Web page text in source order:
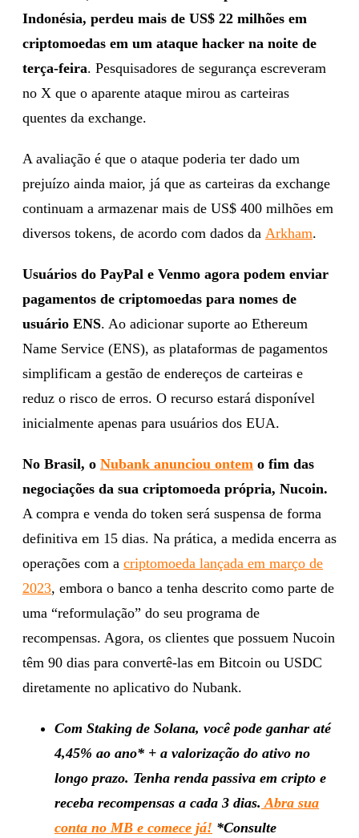
Indonésia, perdeu mais de US$ 22 milhões em
criptomoedas em um ataque hacker na noite de
terça-feira. Pesquisadores de segurança escreveram
no X que o aparente ataque mirou as carteiras
quentes da exchange.
A avaliação é que o ataque poderia ter dado um
prejuízo ainda maior, já que as carteiras da exchange
continuam a armazenar mais de US$ 400 milhões em
diversos tokens, de acordo com dados da Arkham.
Usuários do PayPal e Venmo agora podem enviar
pagamentos de criptomoedas para nomes de
usuário ENS. Ao adicionar suporte ao Ethereum
Name Service (ENS), as plataformas de pagamentos
simplificam a gestão de endereços de carteiras e
reduz o risco de erros. O recurso estará disponível
inicialmente apenas para usuários dos EUA.
No Brasil, o Nubank anunciou ontem o fim das
negociações da sua criptomoeda própria, Nucoin.
A compra e venda do token será suspensa de forma
definitiva em 15 dias. Na prática, a medida encerra as
operações com a criptomoeda lançada em março de
2023, embora o banco a tenha descrito como parte de
uma “reformulação” do seu programa de
recompensas. Agora, os clientes que possuem Nucoin
têm 90 dias para convertê-las em Bitcoin ou USDC
diretamente no aplicativo do Nubank.
Com Staking de Solana, você pode ganhar até
4,45% ao ano* + a valorização do ativo no
longo prazo. Tenha renda passiva em cripto e
receba recompensas a cada 3 dias. Abra sua
conta no MB e comece já! *Consulte